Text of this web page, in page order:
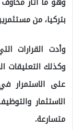
بتركيا، من
وأدت القرارات
وكذلك التعليقات
على الاستمرار
الاستثمار
متسارعة.